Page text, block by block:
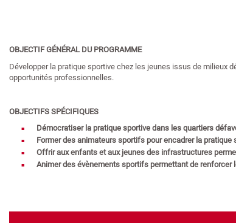
OBJECTIF GÉNÉRAL DU PROGRAMME
Développer la pratique sportive chez les jeunes issus de milieux
opportunités professionnelles.
OBJECTIFS SPÉCIFIQUES
Démocratiser la pratique sportive dans les quartiers
Former des animateurs sportifs pour encadrer la
Offrir aux enfants et aux jeunes des infrastructures
Animer des évènements sportifs permettant de renforcer